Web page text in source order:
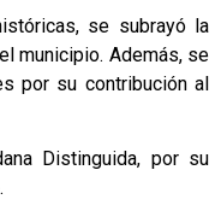
se subrayó la
municipio. Además, se
por su contribución al
Distinguida, por su